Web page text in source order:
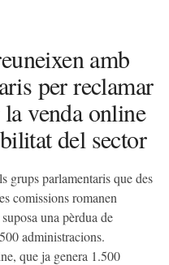
amb
per reclamar
venda online
del sector
grups parlamentaris que des
comissions romanen
una pèrdua de
administracions.
que ja genera 1.500